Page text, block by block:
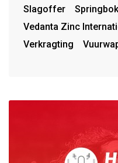
Slagoffer
Springbok
Vedanta Zinc
Verkragting